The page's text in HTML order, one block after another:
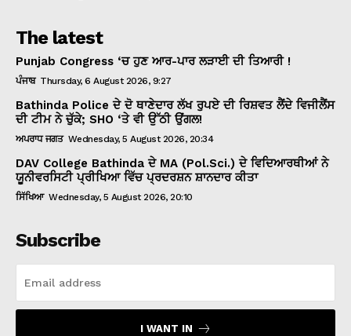
The latest
Punjab Congress ‘ਚ ਹੁਣ ਆਰ-ਪਾਰ ਲੜਾਈ ਦੀ ਤਿਆਰੀ !
ਪੰਜਾਬ Thursday, 6 August 2026, 9:27
Bathinda Police ਦੇ ਦੋ ਥਾਣੇਦਾਰ ਲੱਖ ਰੁਪਏ ਦੀ ਰਿਸ਼ਵਤ ਲੈਂਦੇ ਵਿਜੀਲੈਂਸ
ਦੀ ਟੀਮ ਨੇ ਚੁੱਕੇ; SHO ‘ਤੇ ਵੀ ਉੱਠੀ ਉਂਗਲ!
ਅਪਰਾਧ ਜਗਤ Wednesday, 5 August 2026, 20:34
DAV College Bathinda ਦੇ MA (Pol.Sci.) ਦੇ ਵਿਦਿਆਰਥੀਆਂ ਨੇ
ਯੂਨੀਵਰਸਿਟੀ ਪ੍ਰੀਖਿਆ ਵਿੱਚ ਪ੍ਰਦਰਸ਼ਨ ਸ਼ਾਨਦਾਰ ਕੀਤਾ
ਸਿੱਖਿਆ Wednesday, 5 August 2026, 20:10
Subscribe
I WANT IN